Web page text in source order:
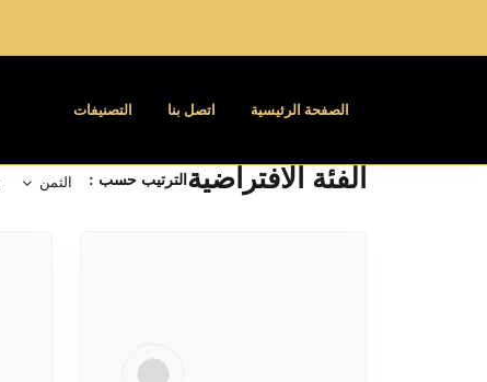
الصفحة الرئيسية اتصل بنا التصنيفات
الفئة الافتراضية الترتيب حسب : الثمن